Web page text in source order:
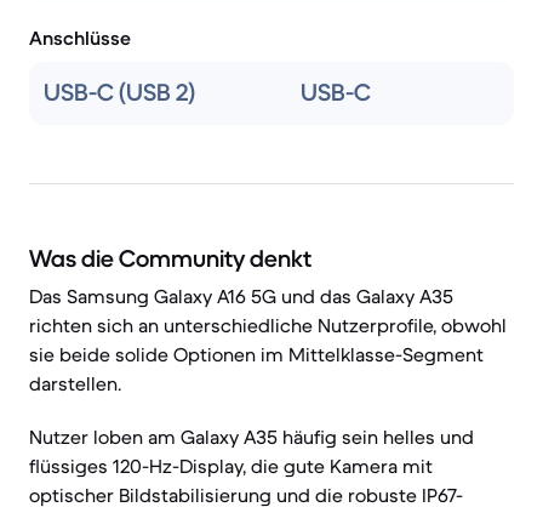
Anschlüsse
USB-C (USB 2) USB-C
Was die Community denkt
Das Samsung Galaxy A16 5G und das Galaxy A35
richten sich an unterschiedliche Nutzerprofile, obwohl
sie beide solide Optionen im Mittelklasse-Segment
darstellen.
Nutzer loben am Galaxy A35 häufig sein helles und
flüssiges 120-Hz-Display, die gute Kamera mit
optischer Bildstabilisierung und die robuste IP67-